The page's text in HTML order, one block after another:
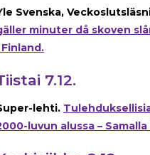
Svenska,
minuter då skoven
Finland.
7.12.
lehti.
luvun alussa –